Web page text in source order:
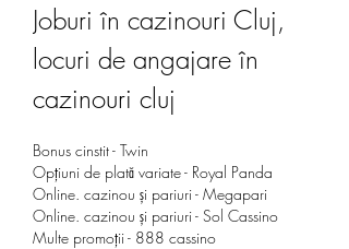
Joburi în cazinouri Cluj,
locuri de angajare în
cazinouri cluj
Bonus cinstit - Twin
Opțiuni de plată variate - Royal Panda
Online. cazinou și pariuri - Megapari
Online. cazinou și pariuri - Sol Cassino
Multe promoții - 888 cassino